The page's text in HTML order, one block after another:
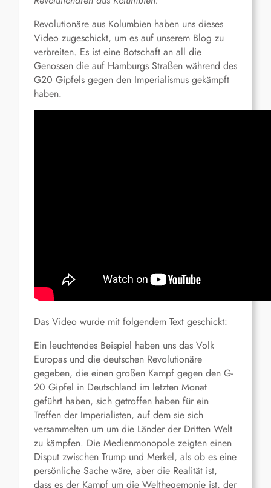
Revolutionäre aus Kolumbien haben uns dieses
Video zugeschickt, um es auf unserem Blog zu
verbreiten. Es ist eine Botschaft an all die
Genossen die auf Hamburgs Straßen während des
G20 Gipfels gegen den Imperialismus gekämpft
haben.
Das Video wurde mit folgendem Text geschickt:
Ein leuchtendes Beispiel haben uns das Volk
Europas und die deutschen Revolutionäre
gegeben, die einen großen Kampf gegen den G-
20 Gipfel in Deutschland im letzten Monat
geführt haben, sich getroffen haben für ein
Treffen der Imperialisten, auf dem sie sich
versammelten um um die Länder der Dritten Welt
zu kämpfen. Die Medienmonopole zeigten einen
Disput zwischen Trump und Merkel, als ob es eine
persönliche Sache wäre, aber die Realität ist,
dass es der Kampf um die Welthegemonie ist, der